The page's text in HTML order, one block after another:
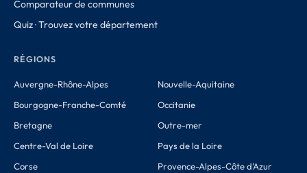
Comparateur de communes
Quiz · Trouvez votre département
RÉGIONS
Auvergne-Rhône-Alpes
Bourgogne-Franche-Comté
Bretagne
Centre-Val de Loire
Corse
Nouvelle-Aquitaine
Occitanie
Outre-mer
Pays de la Loire
Provence-Alpes-Côte d'Azur